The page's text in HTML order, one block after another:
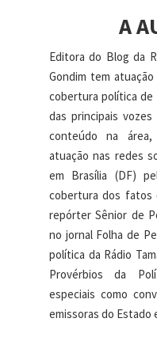
A
Editora do Blog da
Gondim tem
cobertura política de
das principais
conteúdo na
atuação nas redes
em Brasília (DF)
cobertura dos fatos
repórter Sênior de
no jornal Folha de
política da Rádio
Provérbios da
especiais como
emissoras do Estado